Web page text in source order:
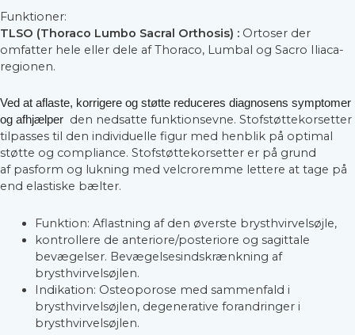
Funktioner:
TLSO (Thoraco Lumbo Sacral Orthosis) : Ortoser der
omfatter hele eller dele af Thoraco, Lumbal og Sacro Iliaca-
regionen.
Ved at aflaste, korrigere og støtte reduceres diagnosens symptomer
og afhjælper den nedsatte funktionsevne. Stofstøttekorsetter
tilpasses til den individuelle figur med henblik på optimal
støtte og compliance. Stofstøttekorsetter er på grund
af pasform og lukning med velcroremme lettere at tage på
end elastiske bælter.
Funktion: Aflastning af den øverste brysthvirvelsøjle,
kontrollere de anteriore/posteriore og sagittale
bevægelser. Bevægelsesindskrænkning af
brysthvirvelsøjlen.
Indikation: Osteoporose med sammenfald i
brysthvirvelsøjlen, degenerative forandringer i
brysthvirvelsøjlen.